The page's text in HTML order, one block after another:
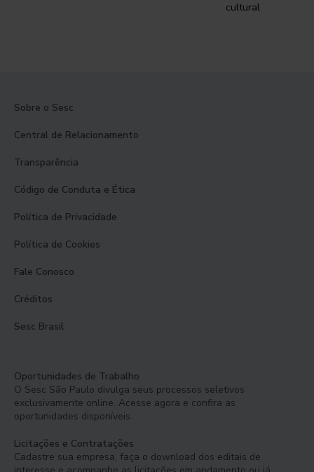
cultural
Sobre o Sesc
Central de Relacionamento
Transparência
Código de Conduta e Ética
Política de Privacidade
Política de Cookies
Fale Conosco
Créditos
Sesc Brasil
Oportunidades de Trabalho
O Sesc São Paulo divulga seus processos seletivos
exclusivamente online. Acesse agora e confira as
oportunidades disponíveis.
Licitações e Contratações
Cadastre sua empresa, faça o download dos editais de